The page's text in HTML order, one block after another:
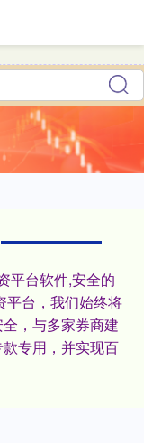
平台软件,安全的
平台，我们始终将
，与多家券商建
专用，并实现百